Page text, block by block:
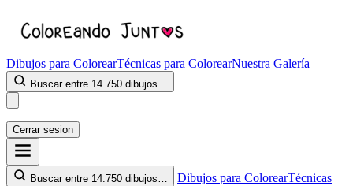
Dibujos para ColorearTécnicas para ColorearNuestra Galería
Buscar entre 14.750 dibujos…
Cerrar sesion
Buscar entre 14.750 dibujos… Dibujos para ColorearTécnicas